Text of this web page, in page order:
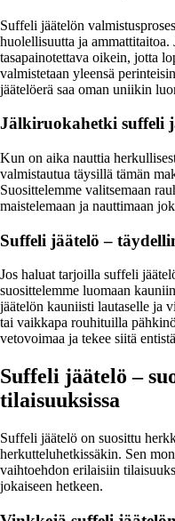
Suffeli jäätelön
huolellisuutta ja ammattitaitoa.
tasapainotettava oikein, jotta
valmistetaan yleensä
jäätelöerä saa oman uniikin
Jälkiruokahetki suffeli
Kun on aika nauttia
valmistautua täysillä tämän
Suosittelemme valitsemaan
maistelemaan ja nauttimaan
Suffeli jäätelö –
Jos haluat tarjoilla suffeli
suosittelemme luomaan
jäätelön kauniisti lautaselle ja
tai vaikkapa rouhituilla
vetovoimaa ja tekee siitä
Suffeli jäätelö –
tilaisuuksissa
Suffeli jäätelö on suosittu
herkutteluhetkissäkin. Sen
vaihtoehdon erilaisiin
jokaiseen hetkeen.